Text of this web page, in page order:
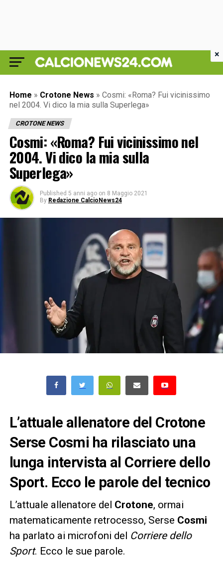
Home » Crotone News » Cosmi: «Roma? Fui vicinissimo
nel 2004. Vi dico la mia sulla Superlega»
CROTONE NEWS
Cosmi: «Roma? Fui vicinissimo nel
2004. Vi dico la mia sulla
Superlega»
Published 5 anni ago on 8 Maggio 2021
By Redazione CalcioNews24
L’attuale allenatore del Crotone
Serse Cosmi ha rilasciato una
lunga intervista al Corriere dello
Sport. Ecco le parole del tecnico
L’attuale allenatore del Crotone, ormai
matematicamente retrocesso, Serse Cosmi
ha parlato ai microfoni del Corriere dello
Sport. Ecco le sue parole.
×